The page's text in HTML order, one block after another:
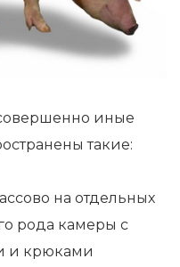
иные
такие:
на отдельных
рода камеры с
и крюками